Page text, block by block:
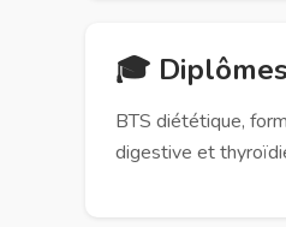
🎓
BTS diététique,
digestive et